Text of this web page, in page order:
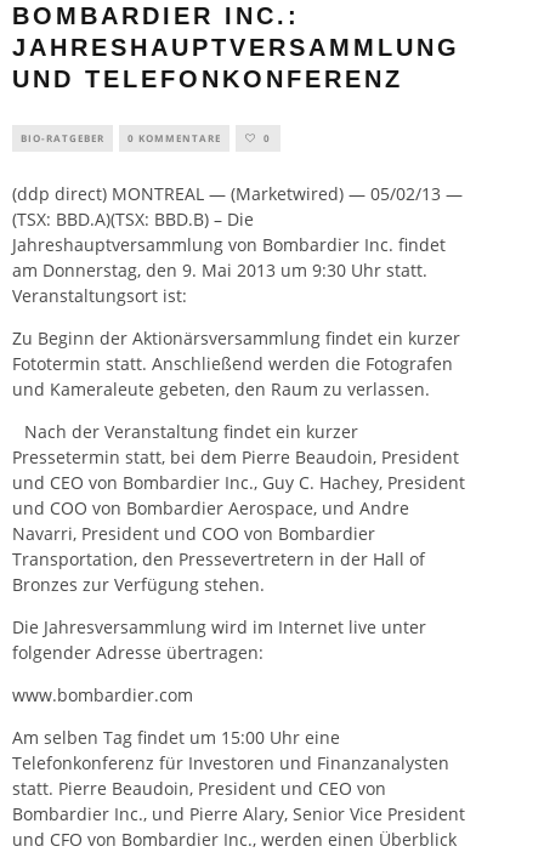
BOMBARDIER INC.:
JAHRESHAUPTVERSAMMLUNG
UND TELEFONKONFERENZ
BIO-RATGEBER 0 KOMMENTARE 0
(ddp direct) MONTREAL — (Marketwired) — 05/02/13 —
(TSX: BBD.A)(TSX: BBD.B) – Die
Jahreshauptversammlung von Bombardier Inc. findet
am Donnerstag, den 9. Mai 2013 um 9:30 Uhr statt.
Veranstaltungsort ist:
Zu Beginn der Aktionärsversammlung findet ein kurzer
Fototermin statt. Anschließend werden die Fotografen
und Kameraleute gebeten, den Raum zu verlassen.
Nach der Veranstaltung findet ein kurzer
Pressetermin statt, bei dem Pierre Beaudoin, President
und CEO von Bombardier Inc., Guy C. Hachey, President
und COO von Bombardier Aerospace, und Andre
Navarri, President und COO von Bombardier
Transportation, den Pressevertretern in der Hall of
Bronzes zur Verfügung stehen.
Die Jahresversammlung wird im Internet live unter
folgender Adresse übertragen:
www.bombardier.com
Am selben Tag findet um 15:00 Uhr eine
Telefonkonferenz für Investoren und Finanzanalysten
statt. Pierre Beaudoin, President und CEO von
Bombardier Inc., und Pierre Alary, Senior Vice President
und CFO von Bombardier Inc., werden einen Überblick